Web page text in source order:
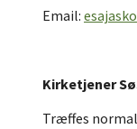
Email:
Kirketjener
Træffes